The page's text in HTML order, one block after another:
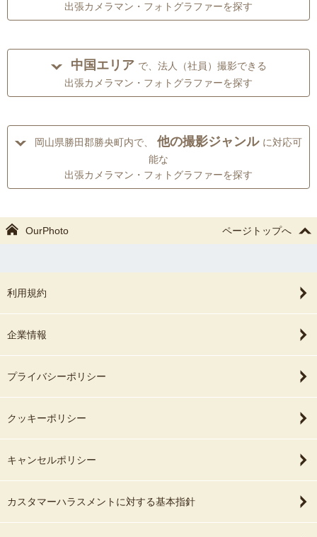
出張カメラマン・フォトグラファーを探す
中国エリア で、法人（社員）撮影できる
出張カメラマン・フォトグラファーを探す
岡山県勝田郡勝央町内で、 他の撮影ジャンル に対応可
能な
出張カメラマン・フォトグラファーを探す
OurPhoto ページトップへ
利用規約
企業情報
プライバシーポリシー
クッキーポリシー
キャンセルポリシー
カスタマーハラスメントに対する基本指針